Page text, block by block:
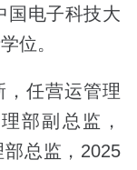
国电子科技大
位。
，任营运管理
部副总监，
总监， 2025